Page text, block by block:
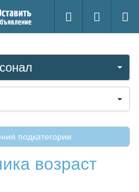
Поиск
Вход на
подкатегории
возраст